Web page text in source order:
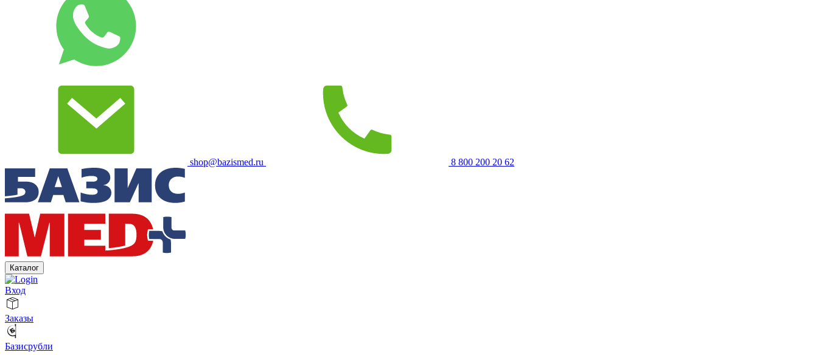
shop@bazismed.ru 8 800 200 20 62
Каталог
Вход
Заказы
Базисрубли